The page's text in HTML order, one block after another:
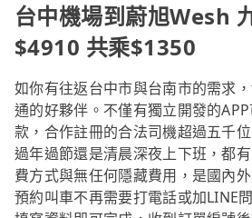
台中機場到蔚旭Wesh
$4910 共乘$1350
如你有往返台中市與台南市的需求
通的好夥伴。不僅有獨立開發的
款，合作註冊的合法司機超過五千
過年過節還是清晨深夜上下班，都
費方式與無任何隱藏費用，是國內
預約叫車不再需要打電話或加LINE